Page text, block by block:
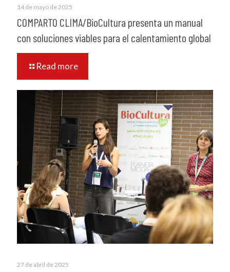
14 de mayo de 2025
COMPARTO CLIMA/BioCultura presenta un manual
con soluciones viables para el calentamiento global
Read more
27 de abril de 2025